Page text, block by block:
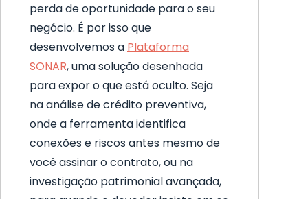
perda de oportunidade para o seu
negócio. É por isso que
desenvolvemos a Plataforma
SONAR, uma solução desenhada
para expor o que está oculto. Seja
na análise de crédito preventiva,
onde a ferramenta identifica
conexões e riscos antes mesmo de
você assinar o contrato, ou na
investigação patrimonial avançada,